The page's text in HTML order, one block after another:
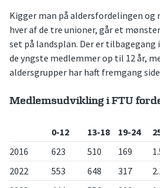
Kigger man på aldersfordelingen og
hver af de tre unioner, går et
set på landsplan. Der er
de yngste medlemmer op til 12 år,
aldersgrupper har haft fremgang
Medlemsudvikling i FTU
0-12 13-18 19-24
2016
623 510 169
2022
553 648 317